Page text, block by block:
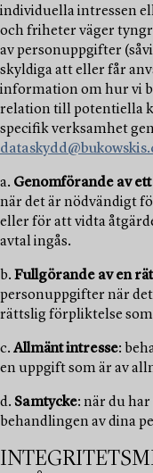
individuella intressen
och friheter väger
av personuppgifter
skyldiga att eller får
information om hur vi
relation till potentiella
specifik verksamhet
a. Genomförande av
när det är nödvändigt
eller för att vidta
avtal ingås.
b. Fullgörande av en
personuppgifter när
rättslig förpliktelse som
c. Allmänt intresse:
en uppgift som är av
d. Samtycke: när du
behandlingen av dina